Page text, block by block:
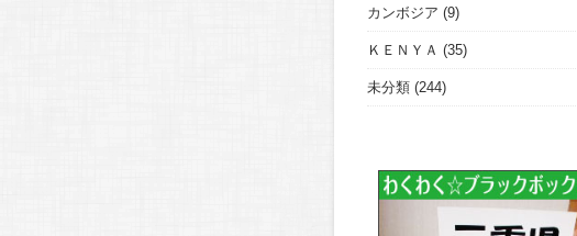
カンボジア (9)
ＫＥＮＹＡ (35)
未分類 (244)